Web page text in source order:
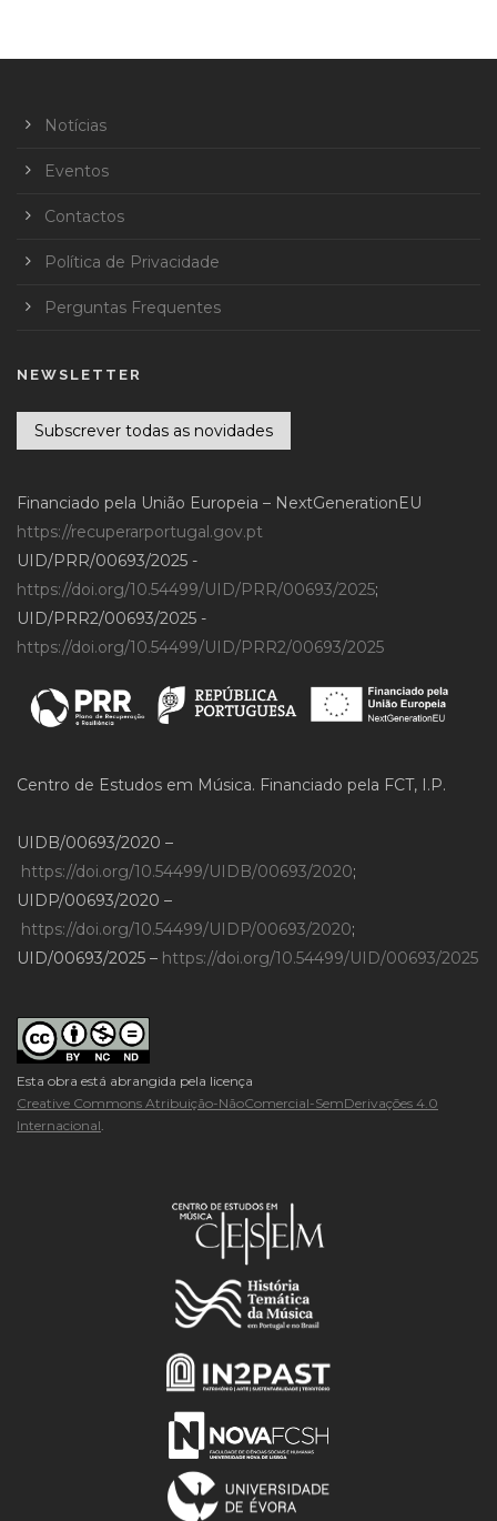
Notícias
Eventos
Contactos
Política de Privacidade
Perguntas Frequentes
NEWSLETTER
Subscrever todas as novidades
Financiado pela União Europeia – NextGenerationEU
https://recuperarportugal.gov.pt
UID/PRR/00693/2025 -
https://doi.org/10.54499/UID/PRR/00693/2025;
UID/PRR2/00693/2025 -
https://doi.org/10.54499/UID/PRR2/00693/2025
Centro de Estudos em Música. Financiado pela FCT, I.P.
UIDB/00693/2020 –
https://doi.org/10.54499/UIDB/00693/2020;
UIDP/00693/2020 –
https://doi.org/10.54499/UIDP/00693/2020;
UID/00693/2025 – https://doi.org/10.54499/UID/00693/2025
Esta obra está abrangida pela licença
Creative Commons Atribuição-NãoComercial-SemDerivações 4.0
Internacional